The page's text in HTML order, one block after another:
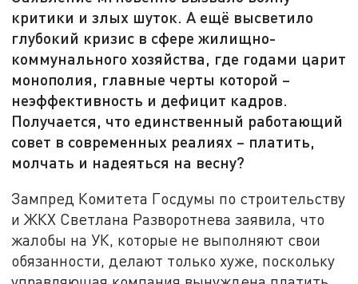
критики и злых шуток. А ещё высветило
глубокий кризис в сфере жилищно-
коммунального хозяйства, где годами царит
монополия, главные черты которой –
неэффективность и дефицит кадров.
Получается, что единственный работающий
совет в современных реалиях – платить,
молчать и надеяться на весну?
Зампред Комитета Госдумы по строительству
и ЖКХ Светлана Разворотнева заявила, что
жалобы на УК, которые не выполняют свои
обязанности, делают только хуже, поскольку